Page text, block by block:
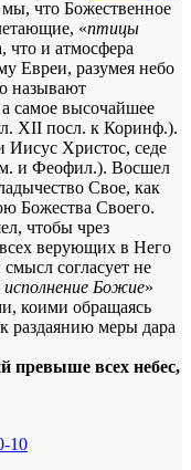
что Божественное
«птицы
что и атмосфера
Евреи, разумея небо
называют
самое высочайшее
XII посл. к Коринф.).
Иисус Христос, седе
и Феофил.). Восшел
Свое, как
Божества Своего.
чтобы чрез
верующих в Него
согласует не
исполнение Божие»
коими обращаясь
раздаянию меры дара
всех небес,
10